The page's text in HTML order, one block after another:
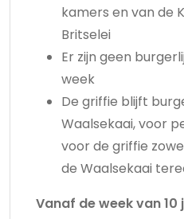
kamers en van de
Britselei
Er zijn geen
week
De griffie blijft
Waalsekaai, voor
voor de griffie
de Waalsekaai
Vanaf de week van 10